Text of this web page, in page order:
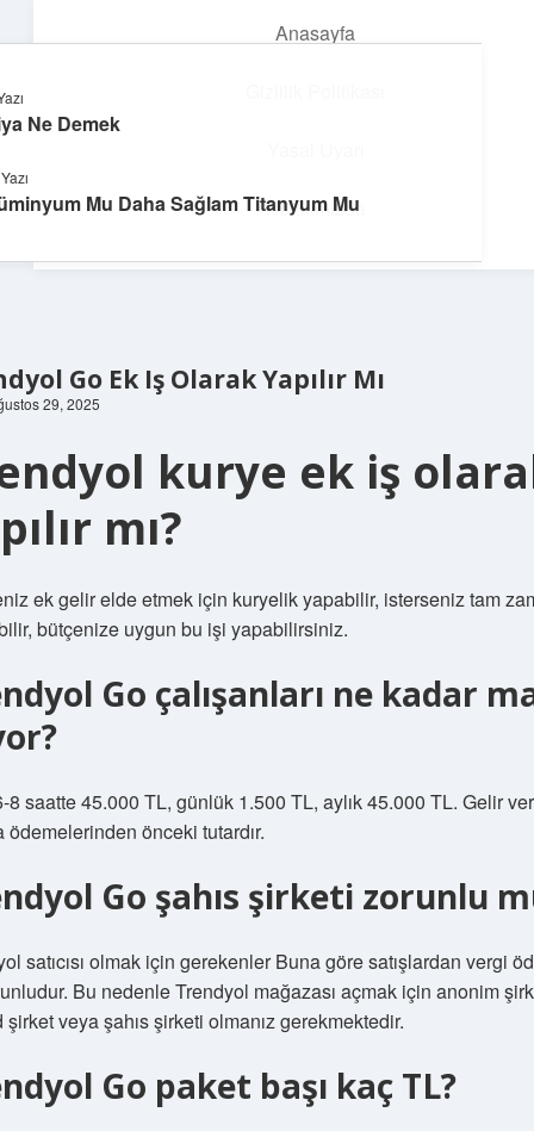
Anasayfa
Hakkımızda
Go Ek Iş Olarak Yapılır Mı
29, 2025
kurye ek iş
mı?
ek gelir elde etmek için kuryelik yapabilir, isterseniz tam
bütçenize uygun bu işi yapabilirsiniz.
Go çalışanları ne kadar
8 saatte 45.000 TL, günlük 1.500 TL, aylık 45.000 TL. Gelir
ödemelerinden önceki tutardır.
Go şahıs şirketi zorunlu
satıcısı olmak için gerekenler Buna göre satışlardan vergi
Bu nedenle Trendyol mağazası açmak için anonim
şirket veya şahıs şirketi olmanız gerekmektedir.
Go paket başı kaç TL?
Ne Demek
Mu Daha Sağlam Titanyum Mu